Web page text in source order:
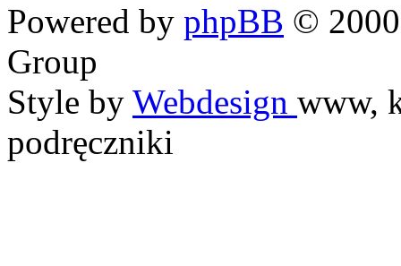
Powered by phpBB ©
Group
Style by Webdesign www,
podręczniki